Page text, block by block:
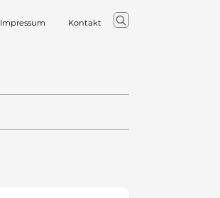
Impressum Kontakt